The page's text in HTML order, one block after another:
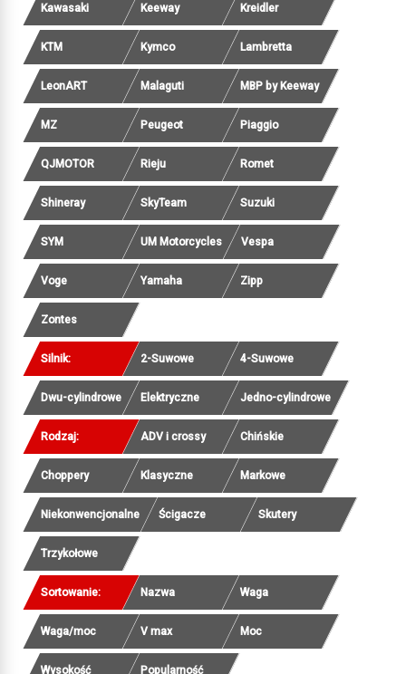
Kawasaki Keeway Kreidler
KTM Kymco Lambretta
LeonART Malaguti MBP by Keeway
MZ Peugeot Piaggio
QJMOTOR Rieju Romet
Shineray SkyTeam Suzuki
SYM UM Motorcycles Vespa
Voge Yamaha Zipp
Zontes
Silnik: 2-Suwowe 4-Suwowe
Dwu-cylindrowe Elektryczne Jedno-cylindrowe
Rodzaj: ADV i crossy Chińskie
Choppery Klasyczne Markowe
Niekonwencjonalne Ścigacze Skutery
Trzykołowe
Sortowanie: Nazwa Waga
Waga/moc V max Moc
Wysokość Popularność